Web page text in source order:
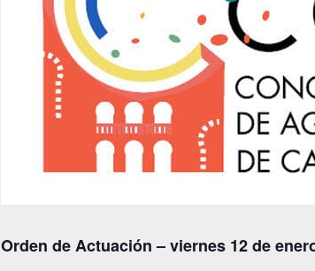
Orden de Actuación – viernes 12 de